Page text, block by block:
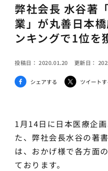
弊社会長 水谷著
業」が丸善日本
ンキングで1位を
投稿日： 2020.01.20 更新日：
シェアする ツイートす
1月14日に日本医療企
た、弊社会長水谷の著
は、おかげ様で各方面
ております。